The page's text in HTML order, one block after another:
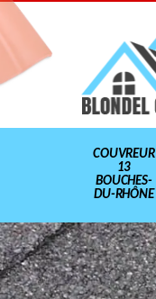
COUVREUR
13
BOUCHES-
DU-RHÔNE